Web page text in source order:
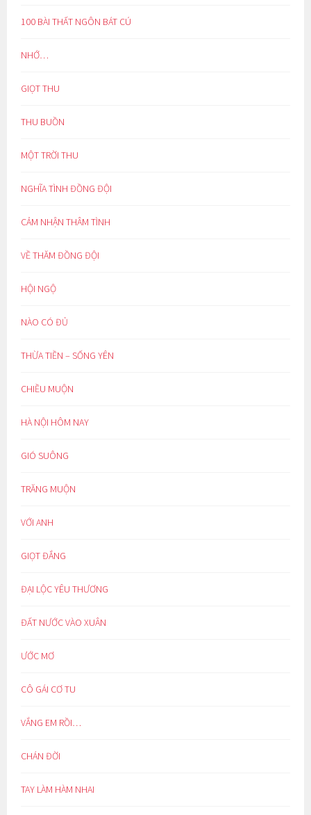
100 BÀI THẤT NGÔN BÁT CÚ
NHỚ…
GIỌT THU
THU BUỒN
MỘT TRỜI THU
NGHĨA TÌNH ĐỒNG ĐỘI
CẢM NHẬN THÂM TÌNH
VỀ THĂM ĐỒNG ĐỘI
HỘI NGỘ
NÀO CÓ ĐỦ
THỪA TIỀN – SỐNG YÊN
CHIỀU MUỘN
HÀ NỘI HÔM NAY
GIÓ SUÔNG
TRĂNG MUỘN
VỚI ANH
GIỌT ĐẮNG
ĐẠI LỘC YÊU THƯƠNG
ĐẤT NƯỚC VÀO XUÂN
ƯỚC MƠ
CÔ GÁI CƠ TU
VẮNG EM RỒI…
CHÁN ĐỜI
TAY LÀM HÀM NHAI